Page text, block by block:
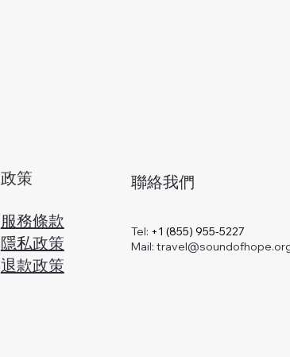
政策
服務條款
​隱私政策
退款政策
聯絡我們
Tel: +1 (855) 955-5227
Mail: